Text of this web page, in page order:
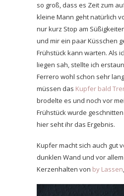
so groß, dass es Zeit zum
kleine Mann geht natürlich
nur kurz Stop am
und mir ein paar Küsschen
Frühstück kann warten. Als
liegen sah, stellte ich
Ferrero wohl schon sehr
müssen das Kupfer bald
brodelte es und noch vor
Frühstück wurde
hier seht ihr das Ergebnis.
Kupfer macht sich auch gut
dunklen Wand und vor
Kerzenhalten von by Lassen